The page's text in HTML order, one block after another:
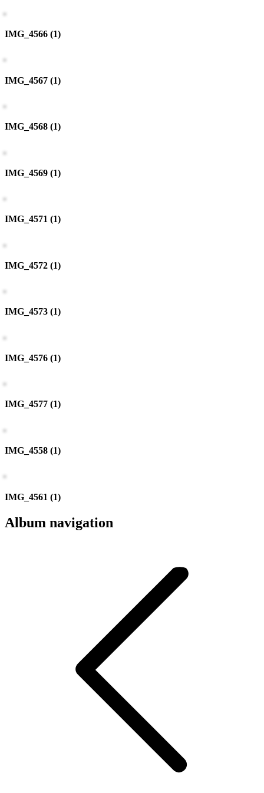
IMG_4566 (1)
IMG_4567 (1)
IMG_4568 (1)
IMG_4569 (1)
IMG_4571 (1)
IMG_4572 (1)
IMG_4573 (1)
IMG_4576 (1)
IMG_4577 (1)
IMG_4558 (1)
IMG_4561 (1)
Album navigation